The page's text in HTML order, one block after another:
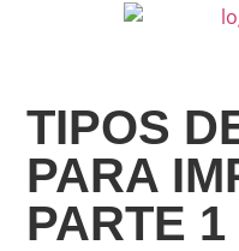
TIPOS
PARA
PARTE 1